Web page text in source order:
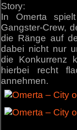
Story:
In Omerta
Gangster-Crew,
die Ränge auf
dabei nicht nur
die Konkurrenz
hierbei recht
annehmen.